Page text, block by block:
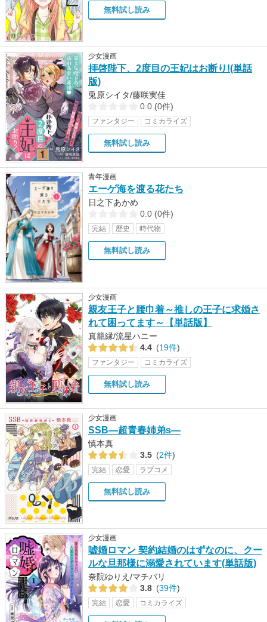
無料試し読み
少女漫画
拝啓陛下、2度目の王妃はお断り!(単話
版)
兎原シイタ/藤咲実佳
0.0 (0件)
ファンタジー コミカライズ
無料試し読み
青年漫画
エーゲ海を渡る花たち
日之下あかめ
0.0 (0件)
完結 歴史 時代物
無料試し読み
少女漫画
親友王子と腰巾着～推しの王子に求婚さ
れて困ってます～【単話版】
真籠縁/流星ハニー
4.4 (19件)
ファンタジー コミカライズ
無料試し読み
少女漫画
SSB―超青春姉弟s―
慎本真
3.5 (2件)
完結 恋愛 ラブコメ
無料試し読み
少女漫画
嘘婚ロマン 契約結婚のはずなのに、クー
ルな旦那様に溺愛されています(単話版)
奈院ゆりえ/マチバリ
3.8 (39件)
完結 恋愛 コミカライズ